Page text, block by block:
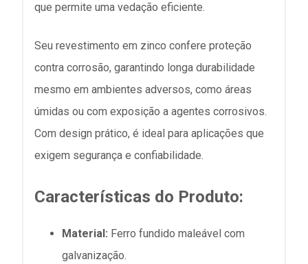
que permite uma vedação eficiente.
Seu revestimento em zinco confere proteção
contra corrosão, garantindo longa durabilidade
mesmo em ambientes adversos, como áreas
úmidas ou com exposição a agentes corrosivos.
Com design prático, é ideal para aplicações que
exigem segurança e confiabilidade.
Características do Produto:
Material: Ferro fundido maleável com
galvanização.